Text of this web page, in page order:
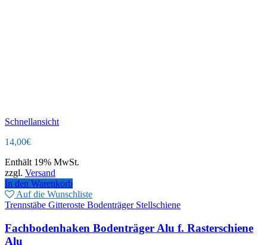
Schnellansicht
14,00€
Enthält 19% MwSt.
zzgl. Versand
In den Warenkorb
Auf die Wunschliste
Trennstäbe Gitteroste Bodenträger Stellschiene
Fachbodenhaken Bodenträger Alu f. Rasterschiene
Alu